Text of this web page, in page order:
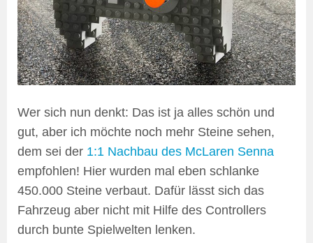
Wer sich nun denkt: Das ist ja alles schön und
gut, aber ich möchte noch mehr Steine sehen,
dem sei der 1:1 Nachbau des McLaren Senna
empfohlen! Hier wurden mal eben schlanke
450.000 Steine verbaut. Dafür lässt sich das
Fahrzeug aber nicht mit Hilfe des Controllers
durch bunte Spielwelten lenken.